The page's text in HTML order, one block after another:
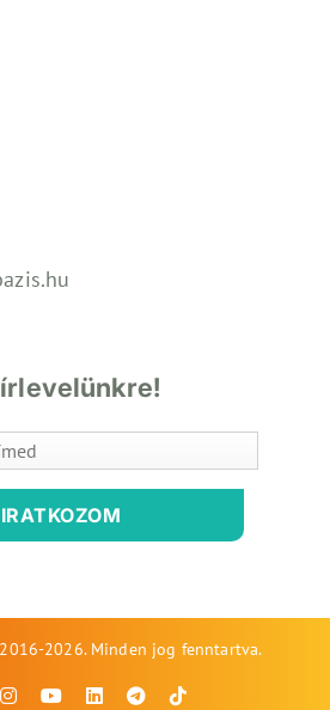
2026. Minden jog fenntartva.